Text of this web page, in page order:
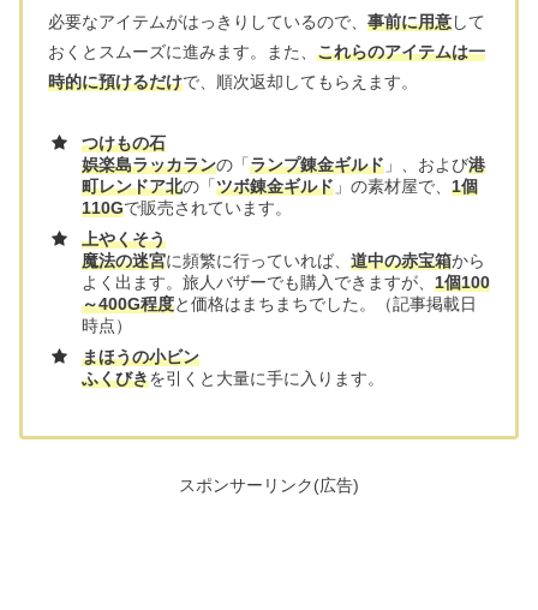
必要なアイテムがはっきりしているので、 事前に用意して
おくとスムーズに進みます。また、 これらのアイテムは一
時的に預けるだけで、順次返却してもらえます。
つけもの石
娯楽島ラッカランの「ランプ錬金ギルド 」、および港
町レンドア北の「ツボ錬金ギルド 」の素材屋で、 1個
110Gで販売されています。
上やくそう
魔法の迷宮に頻繁に行っていれば、 道中の赤宝箱から
よく出ます。旅人バザーでも購入できますが、 1個100
～400G程度と価格はまちまちでした。（記事掲載日
時点）
まほうの小ビン
ふくびきを引くと大量に手に入ります。
スポンサーリンク(広告)